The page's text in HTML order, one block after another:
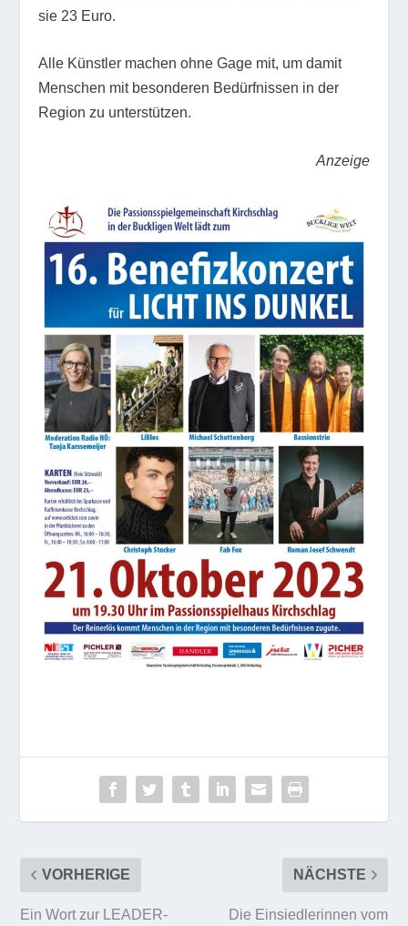
sie 23 Euro.
Alle Künstler machen ohne Gage mit, um damit
Menschen mit besonderen Bedürfnissen in der
Region zu unterstützen.
Anzeige
VORHERIGE
Ein Wort zur LEADER-
NÄCHSTE
Die Einsiedlerinnen vom